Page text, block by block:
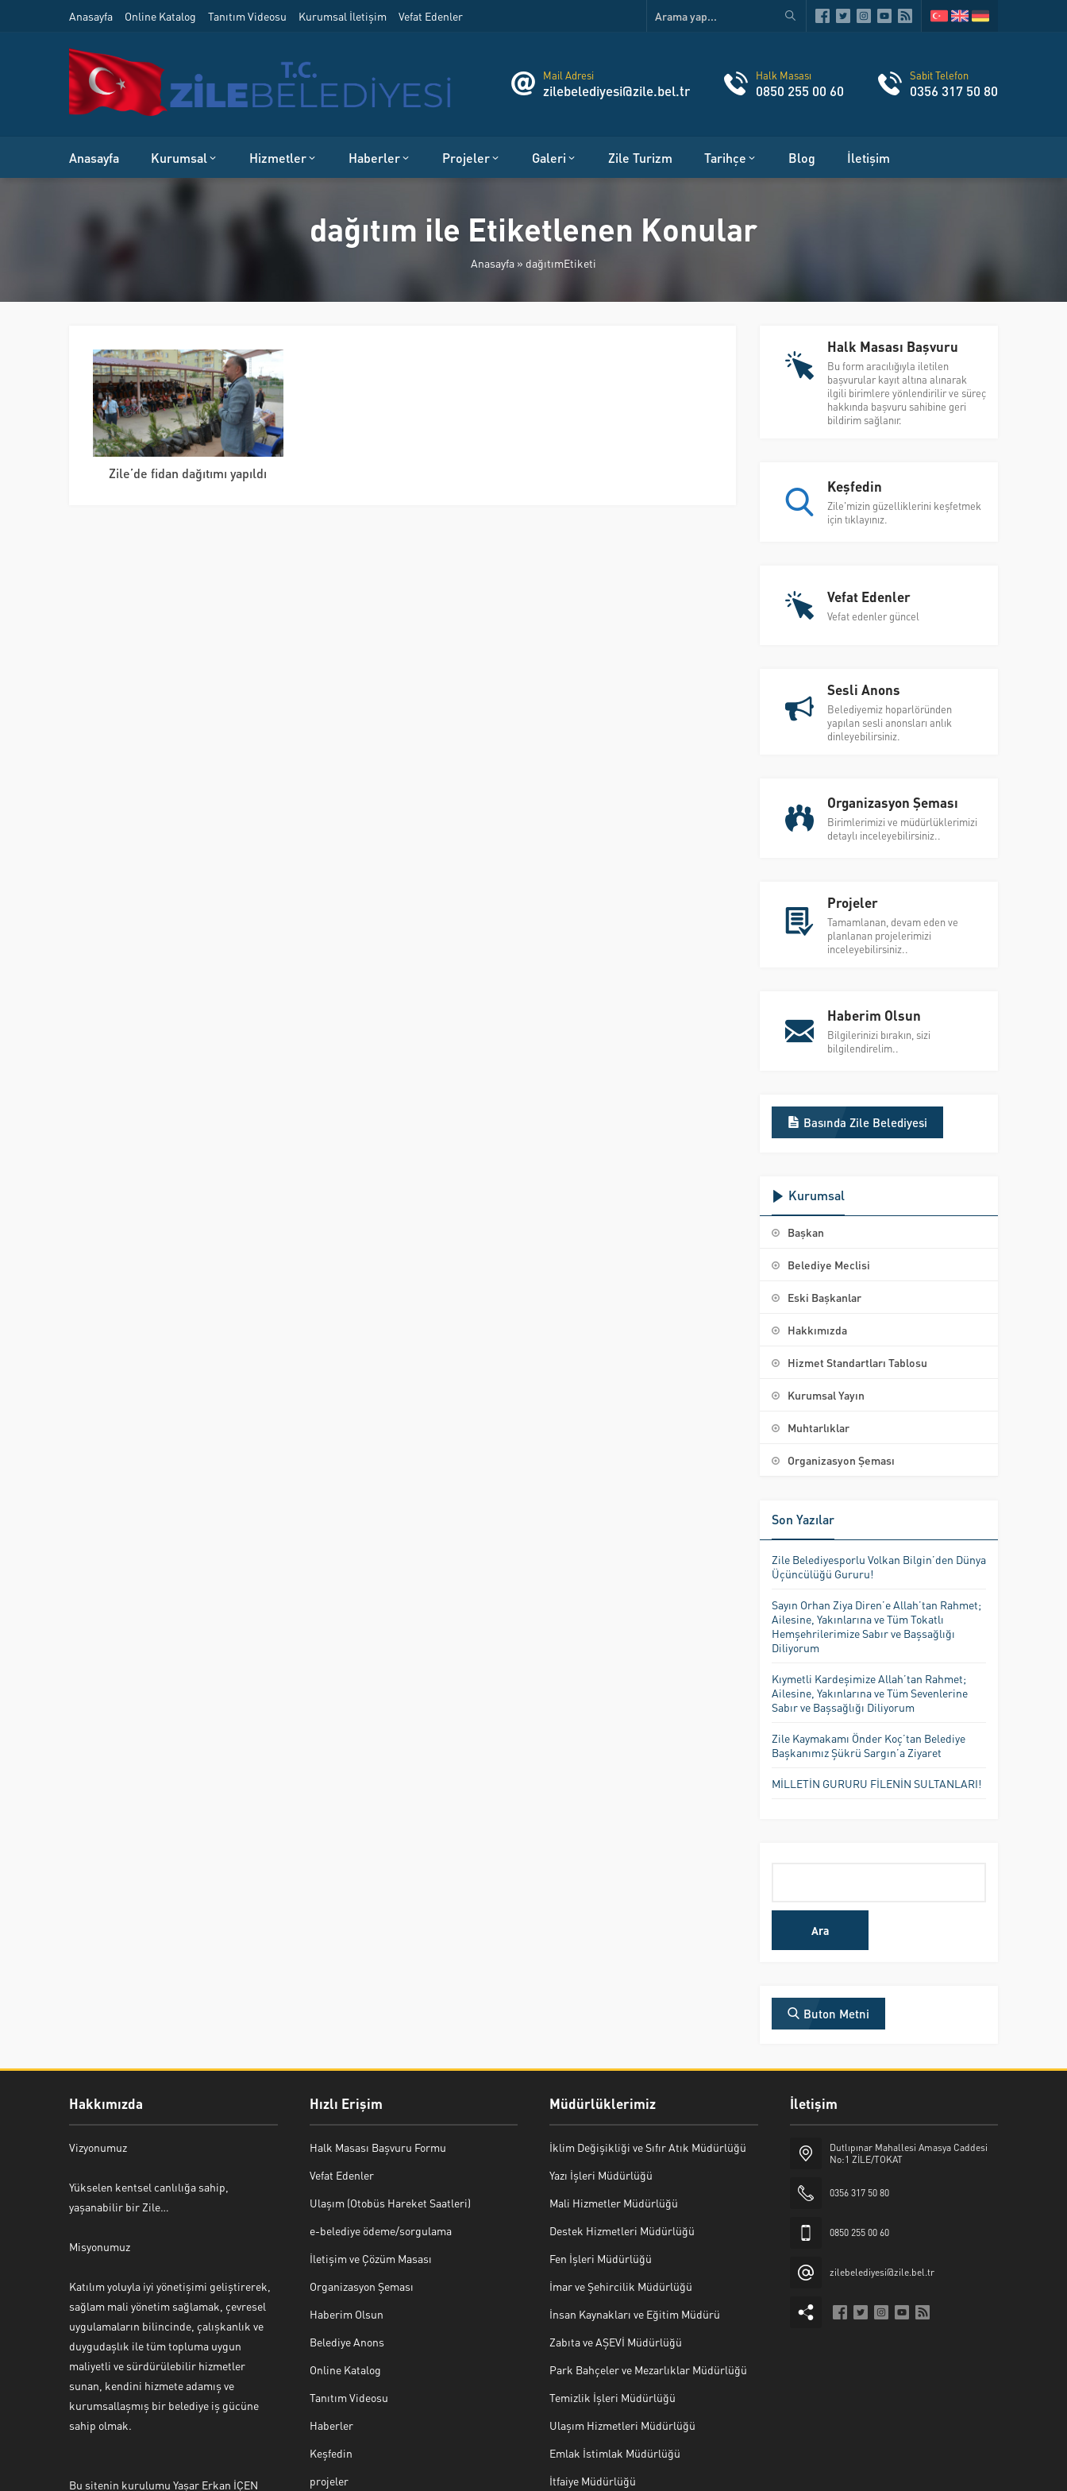
Anasayfa Online Katalog Tanıtım Videosu Kurumsal İletişim Vefat Edenler
Mail Adresi
zilebelediyesi@zile.bel.tr
Halk Masası
0850 255 00 60
Sabit Telefon
0356 317 50 80
Anasayfa Kurumsal Hizmetler Haberler Projeler Galeri Zile Turizm Tarihçe Blog İletişim
dağıtım ile Etiketlenen Konular
Anasayfa » dağıtımEtiketi
Zile’de fidan dağıtımı yapıldı
Halk Masası Başvuru
Bu form aracılığıyla iletilen
başvurular kayıt altına alınarak
ilgili birimlere yönlendirilir ve süreç
hakkında başvuru sahibine geri
bildirim sağlanır.
Keşfedin
Zile'mizin güzelliklerini keşfetmek
için tıklayınız.
Vefat Edenler
Vefat edenler güncel
Sesli Anons
Belediyemiz hoparlöründen
yapılan sesli anonsları anlık
dinleyebilirsiniz.
Organizasyon Şeması
Birimlerimizi ve müdürlüklerimizi
detaylı inceleyebilirsiniz..
Projeler
Tamamlanan, devam eden ve
planlanan projelerimizi
inceleyebilirsiniz..
Haberim Olsun
Bilgilerinizi bırakın, sizi
bilgilendirelim..
Basında Zile Belediyesi
Kurumsal
Başkan
Belediye Meclisi
Eski Başkanlar
Hakkımızda
Hizmet Standartları Tablosu
Kurumsal Yayın
Muhtarlıklar
Organizasyon Şeması
Son Yazılar
Zile Belediyesporlu Volkan Bilgin’den Dünya
Üçüncülüğü Gururu!
Sayın Orhan Ziya Diren’e Allah’tan Rahmet;
Ailesine, Yakınlarına ve Tüm Tokatlı
Hemşehrilerimize Sabır ve Başsağlığı
Diliyorum
Kıymetli Kardeşimize Allah’tan Rahmet;
Ailesine, Yakınlarına ve Tüm Sevenlerine
Sabır ve Başsağlığı Diliyorum
Zile Kaymakamı Önder Koç’tan Belediye
Başkanımız Şükrü Sargın’a Ziyaret
MİLLETİN GURURU FİLENİN SULTANLARI!
Buton Metni
Hakkımızda
Vizyonumuz
Yükselen kentsel canlılığa sahip,
yaşanabilir bir Zile…
Misyonumuz
Katılım yoluyla iyi yönetişimi geliştirerek,
sağlam mali yönetim sağlamak, çevresel
uygulamaların bilincinde, çalışkanlık ve
duygudaşlık ile tüm topluma uygun
maliyetli ve sürdürülebilir hizmetler
sunan, kendini hizmete adamış ve
kurumsallaşmış bir belediye iş gücüne
sahip olmak.
Bu sitenin kurulumu Yaşar Erkan İÇEN
Hızlı Erişim
Halk Masası Başvuru Formu
Vefat Edenler
Ulaşım (Otobüs Hareket Saatleri)
e-belediye ödeme/sorgulama
İletişim ve Çözüm Masası
Organizasyon Şeması
Haberim Olsun
Belediye Anons
Online Katalog
Tanıtım Videosu
Haberler
Keşfedin
projeler
Müdürlüklerimiz
İklim Değişikliği ve Sıfır Atık Müdürlüğü
Yazı İşleri Müdürlüğü
Mali Hizmetler Müdürlüğü
Destek Hizmetleri Müdürlüğü
Fen İşleri Müdürlüğü
İmar ve Şehircilik Müdürlüğü
İnsan Kaynakları ve Eğitim Müdürü
Zabıta ve AŞEVİ Müdürlüğü
Park Bahçeler ve Mezarlıklar Müdürlüğü
Temizlik İşleri Müdürlüğü
Ulaşım Hizmetleri Müdürlüğü
Emlak İstimlak Müdürlüğü
İtfaiye Müdürlüğü
İletişim
Dutlıpınar Mahallesi Amasya Caddesi
No:1 ZİLE/TOKAT
0356 317 50 80
0850 255 00 60
zilebelediyesi@zile.bel.tr